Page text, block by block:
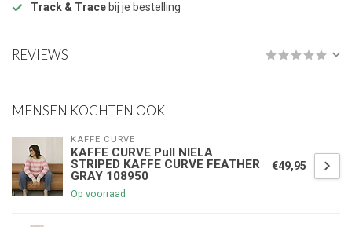
Track & Trace bij je bestelling
REVIEWS
MENSEN KOCHTEN OOK
KAFFE CURVE
KAFFE CURVE Pull NIELA
STRIPED KAFFE CURVE FEATHER
GRAY 108950
Op voorraad
€49,95